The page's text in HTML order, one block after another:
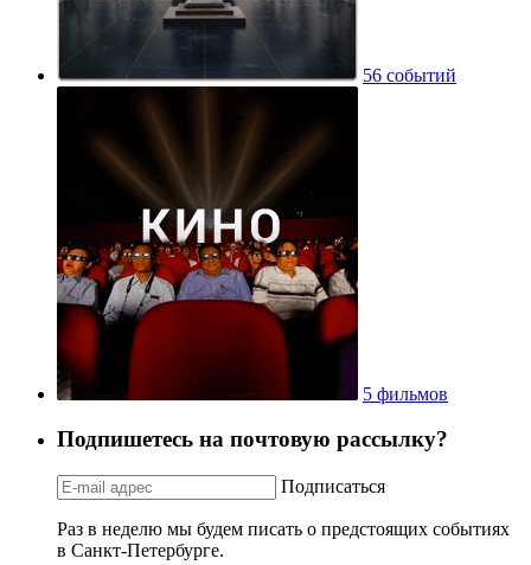
56 событий
5 фильмов
Подпишетесь на почтовую рассылку?
Подписаться
Раз в неделю мы будем писать о предстоящих событиях
в Санкт-Петербурге.